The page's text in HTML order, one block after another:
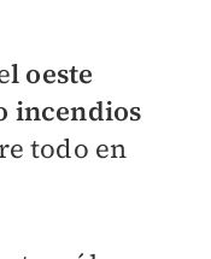
l oeste
incendios
todo en